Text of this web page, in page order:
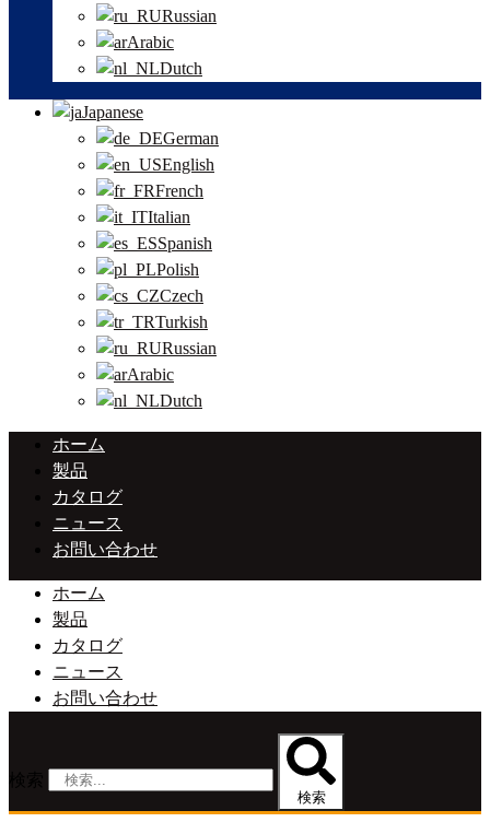
Russian
Arabic
Dutch
Japanese
German
English
French
Italian
Spanish
Polish
Czech
Turkish
Russian
Arabic
Dutch
ホーム
製品
カタログ
ニュース
お問い合わせ
ホーム
製品
カタログ
ニュース
お問い合わせ
検索